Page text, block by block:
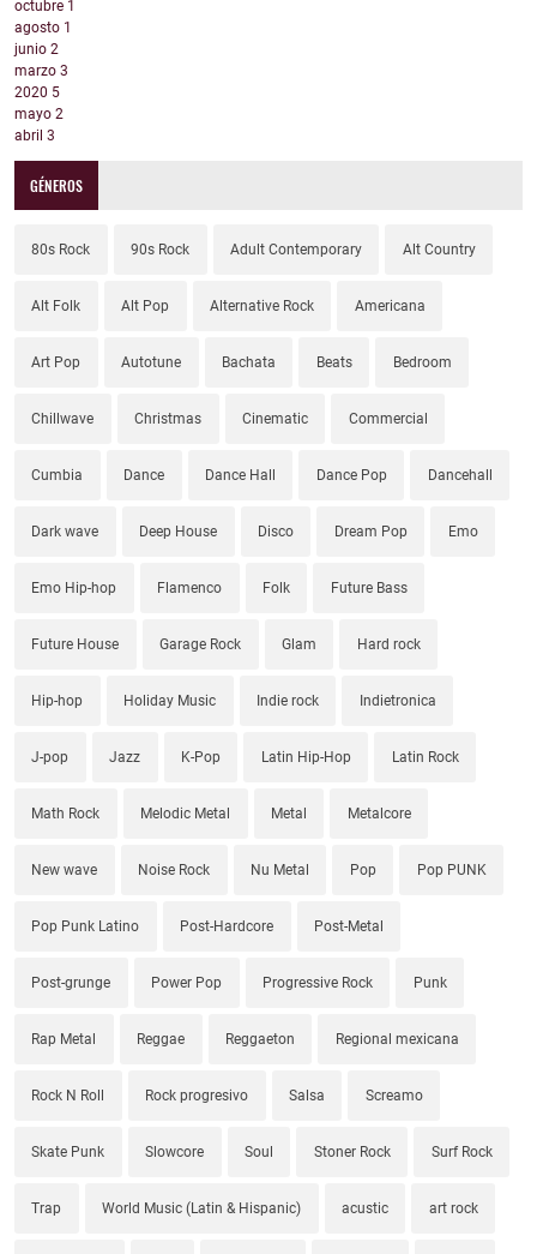
octubre 1
agosto 1
junio 2
marzo 3
2020 5
mayo 2
abril 3
GÉNEROS
80s Rock 90s Rock Adult Contemporary Alt Country
Alt Folk Alt Pop Alternative Rock Americana
Art Pop Autotune Bachata Beats Bedroom
Chillwave Christmas Cinematic Commercial
Cumbia Dance Dance Hall Dance Pop Dancehall
Dark wave Deep House Disco Dream Pop Emo
Emo Hip-hop Flamenco Folk Future Bass
Future House Garage Rock Glam Hard rock
Hip-hop Holiday Music Indie rock Indietronica
J-pop Jazz K-Pop Latin Hip-Hop Latin Rock
Math Rock Melodic Metal Metal Metalcore
New wave Noise Rock Nu Metal Pop Pop PUNK
Pop Punk Latino Post-Hardcore Post-Metal
Post-grunge Power Pop Progressive Rock Punk
Rap Metal Reggae Reggaeton Regional mexicana
Rock N Roll Rock progresivo Salsa Screamo
Skate Punk Slowcore Soul Stoner Rock Surf Rock
Trap World Music (Latin & Hispanic) acustic art rock